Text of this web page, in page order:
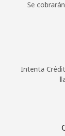
Se
Intenta